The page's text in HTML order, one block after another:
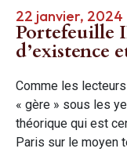
22 janvier, 2024
Portefeuille
d’existence
Comme les
« gère » sous les
théorique qui est
Paris sur le moyen